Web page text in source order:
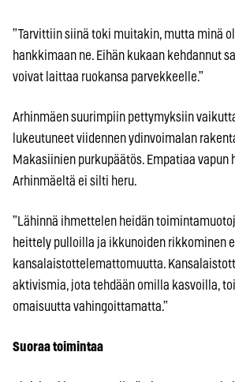
”Tarvittiin siinä toki muitakin, mutta minä
hankkimaan ne. Eihän kukaan kehdannut
voivat laittaa ruokansa parvekkeelle.”
Arhinmäen suurimpiin pettymyksiin
lukeutuneet viidennen ydinvoimalan
Makasiinien purkupäätös. Empatiaa vapun
Arhinmäeltä ei silti heru.
”Lähinnä ihmettelen heidän
heittely pulloilla ja ikkunoiden rikkominen
kansalaistottelemattomuutta.
aktivismia, jota tehdään omilla kasvoilla,
omaisuutta vahingoittamatta.”
Suoraa toimintaa